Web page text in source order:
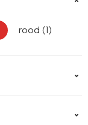
rood(1)